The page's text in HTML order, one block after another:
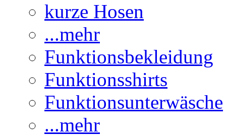
kurze Hosen
...mehr
Funktionsbekleidung
Funktionsshirts
Funktionsunterwäsche
...mehr